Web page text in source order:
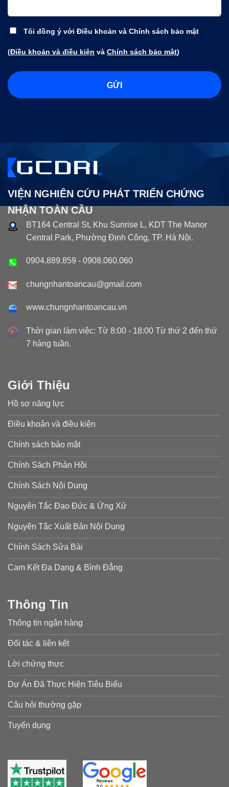
Tôi đồng ý với Điều khoản và Chính sách bảo mật
(Điều khoản và điều kiện và Chính sách bảo mật)
VIỆN NGHIÊN CỨU PHÁT TRIỂN CHỨNG
NHẬN TOÀN CẦU
BT164 Central St, Khu Sunrise L, KDT The Manor
Central Park, Phường Định Công, TP. Hà Nội.
0904.889.859 - 0908.060.060
chungnhantoancau@gmail.com
www.chungnhantoancau.vn
Thời gian làm việc: Từ 8:00 - 18:00 Từ thứ 2 đến thứ
7 hàng tuần.
Giới Thiệu
Hồ sơ năng lực
Điều khoản và điều kiện
Chính sách bảo mật
Chính Sách Phản Hồi
Chính Sách Nội Dung
Nguyên Tắc Đạo Đức & Ứng Xử
Nguyên Tắc Xuất Bản Nội Dung
Chính Sách Sửa Bài
Cam Kết Đa Dạng & Bình Đẳng
Thông Tin
Thông tin ngân hàng
Đối tác & liên kết
Lời chứng thực
Dự Án Đã Thực Hiện Tiêu Biểu
Câu hỏi thường gặp
Tuyển dụng